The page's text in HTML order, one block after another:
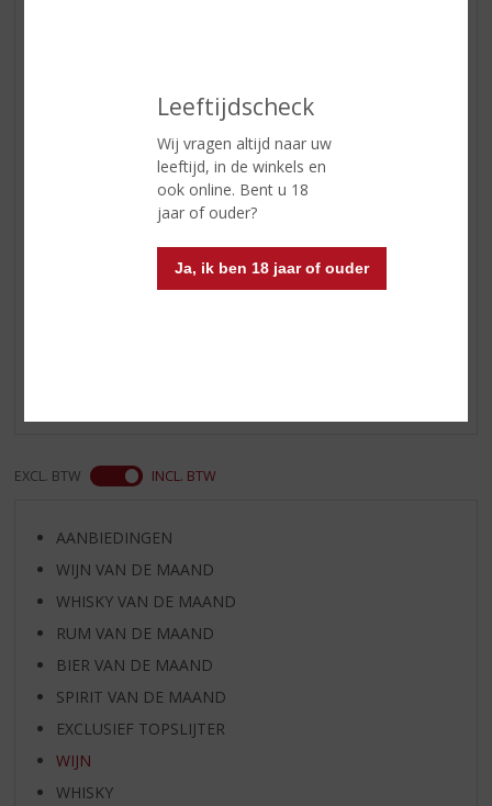
Leeftijdscheck
Wij vragen altijd naar uw
leeftijd, in de winkels en
ook online. Bent u 18
jaar of ouder?
Ja, ik ben 18 jaar of ouder
met een mooie balans en prachtig
Italiaans bittertje in de afdronk.
Heerlijk als aperitief of bij
uiteenlopende gerechten. In het
bijzonder
EXCL. BTW INCL. BTW
AANBIEDINGEN
WIJN VAN DE MAAND
WHISKY VAN DE MAAND
RUM VAN DE MAAND
BIER VAN DE MAAND
SPIRIT VAN DE MAAND
EXCLUSIEF TOPSLIJTER
WIJN
WHISKY